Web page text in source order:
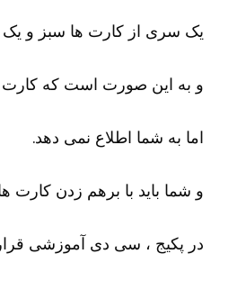
یک سری از کارت ها سبز و یک
و به این صورت است که کارت
اما به شما اطلاع نمی دهد.
و شما باید با برهم زدن کارت
در پکیج ، سی دی آموزشی